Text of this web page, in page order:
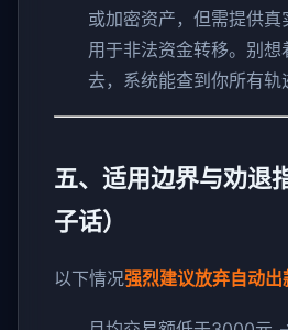
或加密资产，但需提供
用于非法资金转移。别想
去，系统能查到你所有轨
五、适用边界与劝退
子话）
以下情况强烈建议放弃自动出